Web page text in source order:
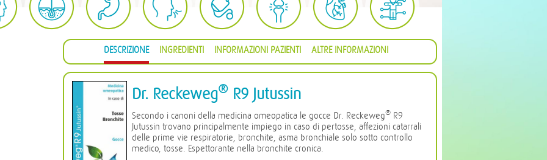
DESCRIZIONE INGREDIENTI INFORMAZIONI PAZIENTI ALTRE INFORMAZIONI
Dr. Reckeweg® R9 Jutussin
Secondo i canoni della medicina omeopatica le gocce Dr. Reckeweg® R9
Jutussin trovano principalmente impiego in caso di pertosse, affezioni catarrali
delle prime vie respiratorie, bronchite, asma bronchiale solo sotto controllo
medico, tosse. Espettorante nella bronchite cronica.